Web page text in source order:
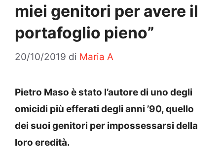
miei genitori per avere il
portafoglio pieno”
20/10/2019 di Maria A
Pietro Maso è stato l’autore di uno degli
omicidi più efferati degli anni ’90, quello
dei suoi genitori per impossessarsi della
loro eredità.